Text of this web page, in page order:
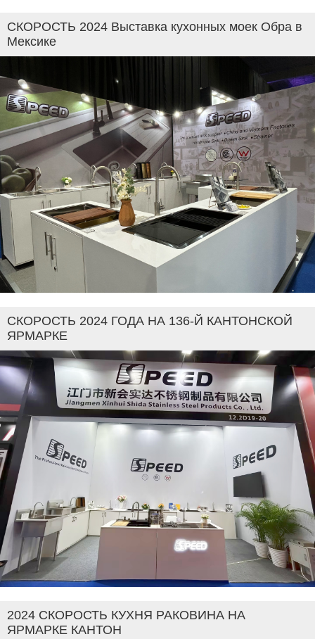
СКОРОСТЬ 2024 Выставка кухонных моек Обра в
Мексике
СКОРОСТЬ 2024 ГОДА НА 136-Й КАНТОНСКОЙ
ЯРМАРКЕ
2024 СКОРОСТЬ КУХНЯ РАКОВИНА НА
ЯРМАРКЕ КАНТОН